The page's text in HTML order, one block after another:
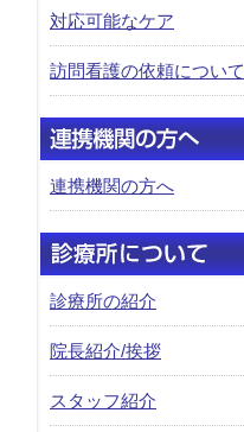
対応可能なケア
訪問看護の依頼について
連携機関の方へ
診療所の紹介
院長紹介/挨拶
スタッフ紹介